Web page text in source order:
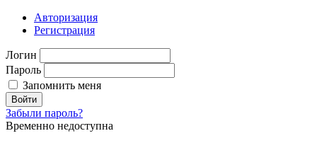
Авторизация
Регистрация
Логин
Пароль
Запомнить меня
Войти
Забыли пароль?
Временно недоступна